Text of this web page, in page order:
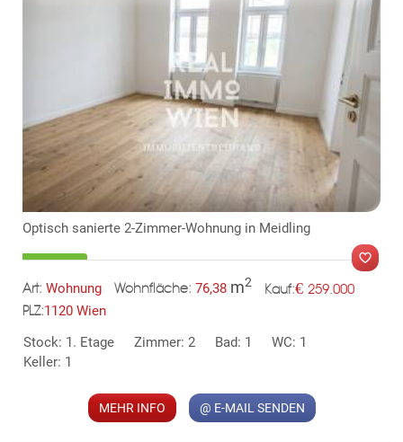
Optisch sanierte 2-Zimmer-Wohnung in Meidling
Art: Wohnung Wohnfläche: 76,38 m2 Kauf:€ 259.000
PLZ:1120 Wien
Stock: 1. Etage
Zimmer: 2 Bad: 1
WC: 1
Keller: 1
MEHR INFO @ E-MAIL SENDEN